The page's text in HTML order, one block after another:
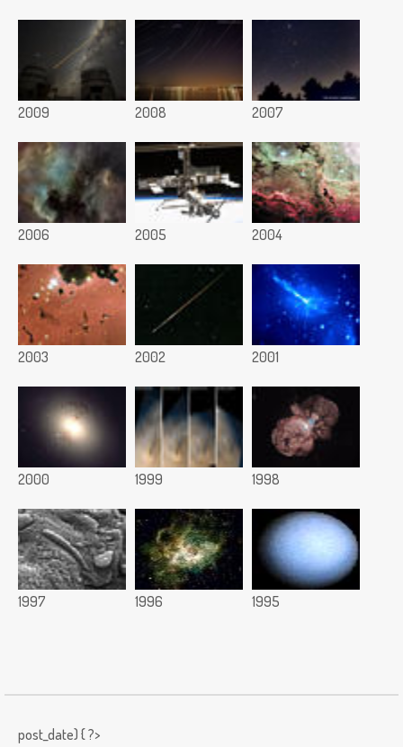
2009 2008 2007
2006 2005 2004
2003 2002 2001
2000 1999 1998
1997 1996 1995
post_date) { ?>